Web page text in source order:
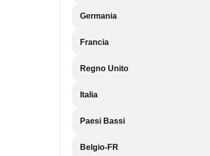
Germania
Francia
Regno Unito
Italia
Paesi Bassi
Belgio-FR